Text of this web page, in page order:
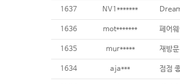
1637 NV1*******
1636 mot*******
1635 mur*****
1634 aja*** 점점